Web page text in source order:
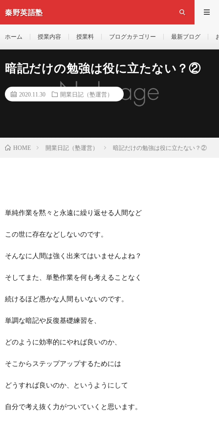
秦野英語塾
ホーム 授業内容 授業料 ブログカテゴリー 最新ブログ
暗記だけの勉強は役に立たない？②
2020.11.30 開業日記（塾運営）
HOME 開業日記（塾運営） 暗記だけの勉強は役に立たない？②
単純作業を黙々と永遠に繰り返せる人間など
この世に存在などしないのです。
そんなに人間は強く出来てはいませんよね？
そしてまた、単塾作業を何も考えることなく
続けるほど愚かな人間もいないのです。
単調な暗記や反復基礎練習を、
どのように効率的にやれば良いのか、
そこからステップアップするためには
どうすれば良いのか、というようにして
自分で考え抜く力がついていくと思います。